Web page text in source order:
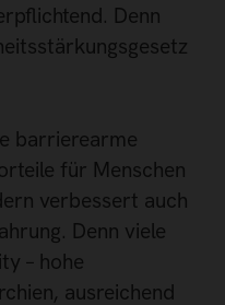
Denn
barrierearme
für Menschen
verbessert auch
Denn viele
– hohe
ausreichend